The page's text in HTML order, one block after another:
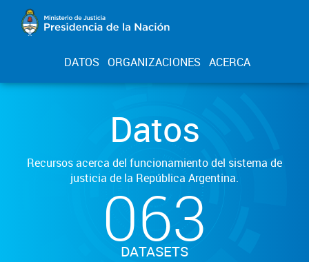
DATOS ORGANIZACIONES ACERCA
Datos
Recursos acerca del funcionamiento del sistema de
justicia de la República Argentina.
063
DATASETS